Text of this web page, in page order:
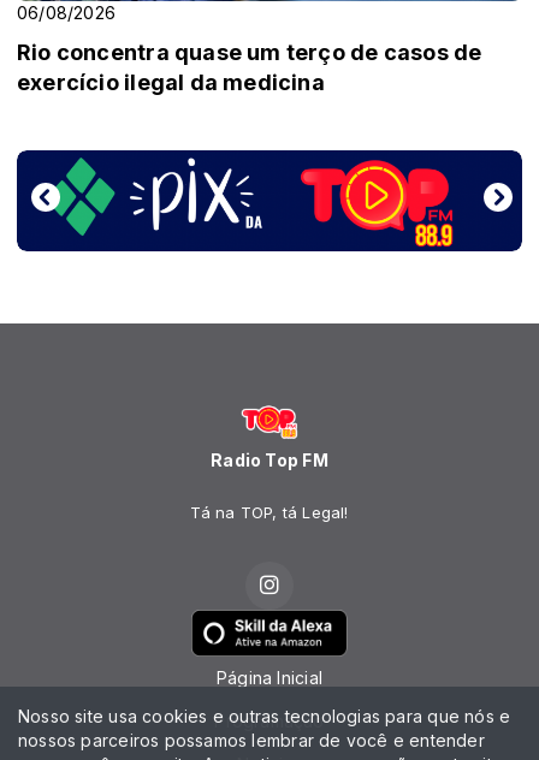
06/08/2026
Rio concentra quase um terço de casos de
exercício ilegal da medicina
Radio Top FM
Tá na TOP, tá Legal!
Página Inicial
Programação
Nosso site usa cookies e outras tecnologias para que nós e
nossos parceiros possamos lembrar de você e entender